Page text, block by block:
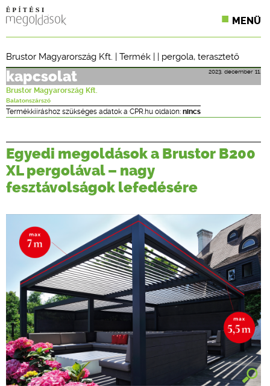
MENÜ
ONLINE KÉPZÉSEK
TERVEZÉSI SEGÉDLETEK
Brustor Magyarország Kft. | Termék | | pergola, terasztető
2023. december 11.
kapcsolat
Brustor Magyarország Kft.
Balatonszárszó
Termékkiíráshoz szükséges adatok a CPR.hu oldalon: nincs
Egyedi megoldások a Brustor B200
XL pergolával – nagy
fesztávolságok lefedésére